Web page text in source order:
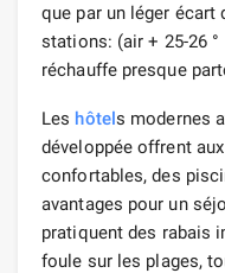
que par un léger écart
stations: (air + 25-26 °
réchauffe presque
Les hôtels modernes
développée offrent
confortables, des
avantages pour un
pratiquent des rabais
foule sur les plages,